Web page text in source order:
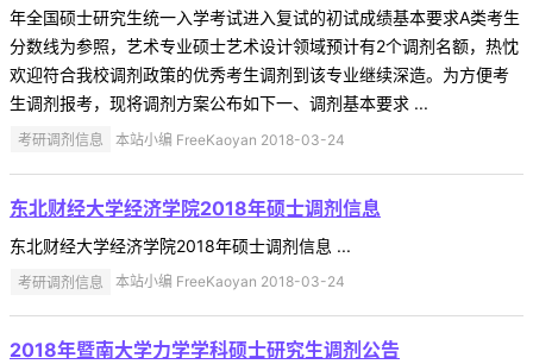
年全国硕士研究生统一入学考试进入复试的初试成绩基本要求A类考生
分数线为参照，艺术专业硕士艺术设计领域预计有2个调剂名额，热忱
欢迎符合我校调剂政策的优秀考生调剂到该专业继续深造。为方便考
生调剂报考，现将调剂方案公布如下一、调剂基本要求 ...
考研调剂信息 本站小编 FreeKaoyan 2018-03-24
东北财经大学经济学院2018年硕士调剂信息
东北财经大学经济学院2018年硕士调剂信息 ...
考研调剂信息 本站小编 FreeKaoyan 2018-03-24
2018年暨南大学力学学科硕士研究生调剂公告